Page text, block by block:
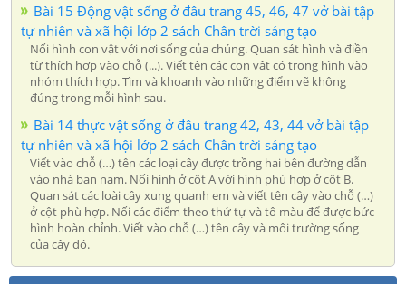
Bài 15 Động vật sống ở đâu trang 45, 46, 47 vở bài tập
tự nhiên và xã hội lớp 2 sách Chân trời sáng tạo
Nối hình con vật với nơi sống của chúng. Quan sát hình và điền
từ thích hợp vào chỗ (...). Viết tên các con vật có trong hình vào
nhóm thích hợp. Tìm và khoanh vào những điểm vẽ không
đúng trong mỗi hình sau.
Bài 14 thực vật sống ở đâu trang 42, 43, 44 vở bài tập
tự nhiên và xã hội lớp 2 sách Chân trời sáng tạo
Viết vào chỗ (…) tên các loại cây được trồng hai bên đường dẫn
vào nhà bạn nam. Nối hình ở cột A với hình phù hợp ở cột B.
Quan sát các loài cây xung quanh em và viết tên cây vào chỗ (…)
ở cột phù hợp. Nối các điểm theo thứ tự và tô màu để được bức
hình hoàn chỉnh. Viết vào chỗ (…) tên cây và môi trường sống
của cây đó.